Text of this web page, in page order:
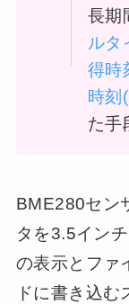
長期
ルタ
得時
時刻
た手
BME280セン
タを3.5イン
の表示とファ
ドに書き込む